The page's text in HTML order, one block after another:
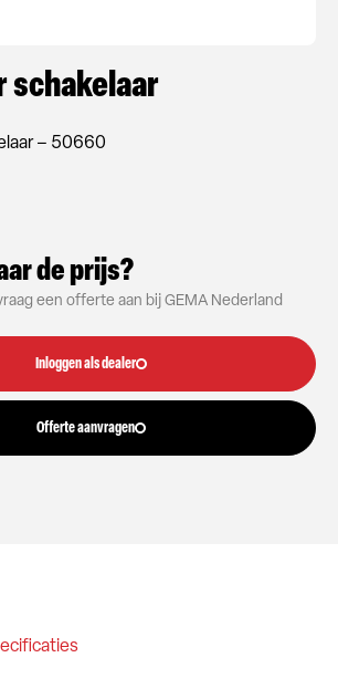
schakelaar
– 50660
de prijs?
een offerte aan bij GEMA Nederland
Inloggen als dealer
Offerte aanvragen